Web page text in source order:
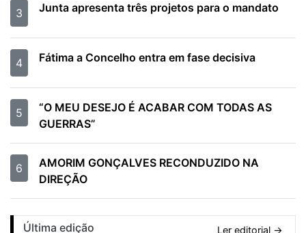
3 Junta apresenta três projetos para o mandato
4 Fátima a Concelho entra em fase decisiva
5
“O MEU DESEJO É ACABAR COM TODAS AS
GUERRAS”
6
AMORIM GONÇALVES RECONDUZIDO NA
DIREÇÃO
Última edição Ler editorial →